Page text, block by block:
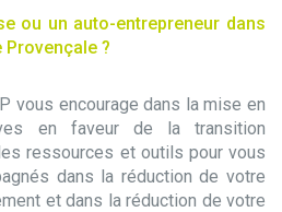
ou un auto-entrepreneur dans
?
vous encourage dans la mise en
en faveur de la transition
ressources et outils pour vous
dans la réduction de votre
et dans la réduction de votre